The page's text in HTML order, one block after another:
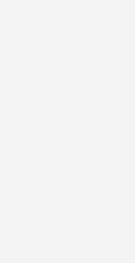
bieten für die
mit
TMP, Weru,
werden auch
wie ProCalc von
von Sommer-
nach DIN EN
von Profilen,
von Sprossen
U-Wert-Rechner
oder von Ursa
für Android- oder